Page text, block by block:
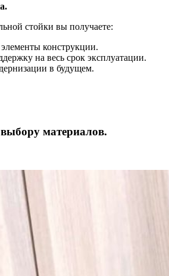
стойки вы получаете:
конструкции.
на весь срок эксплуатации.
в будущем.
материалов.